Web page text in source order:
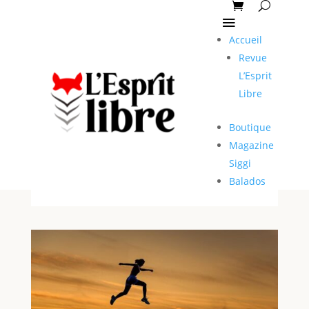
Accueil
Revue
L’Esprit
Libre
Boutique
Magazine
Siggi
Balados